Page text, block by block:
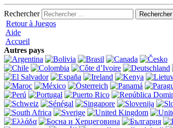
Rechercher
Retour à Juegos
Aide
Accueil
Autres pays